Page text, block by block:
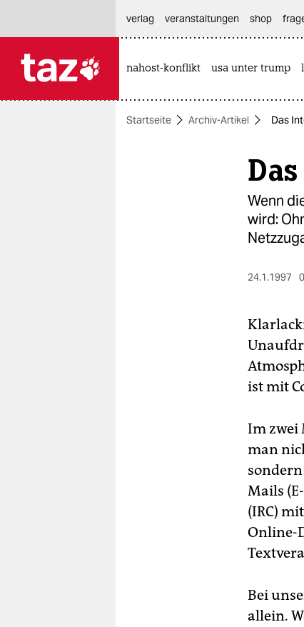
themen
verlag
veranstaltungen shop
nahost-konflikt usa unter trump
Startseite Archiv-Artikel Das
Wenn
wird:
24.1.1997
ist mit
Im zwei
man
Mails
(IRC)
Online-
Bei
allein.